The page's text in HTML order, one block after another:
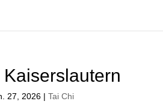
27, 2026 |Tai Chi